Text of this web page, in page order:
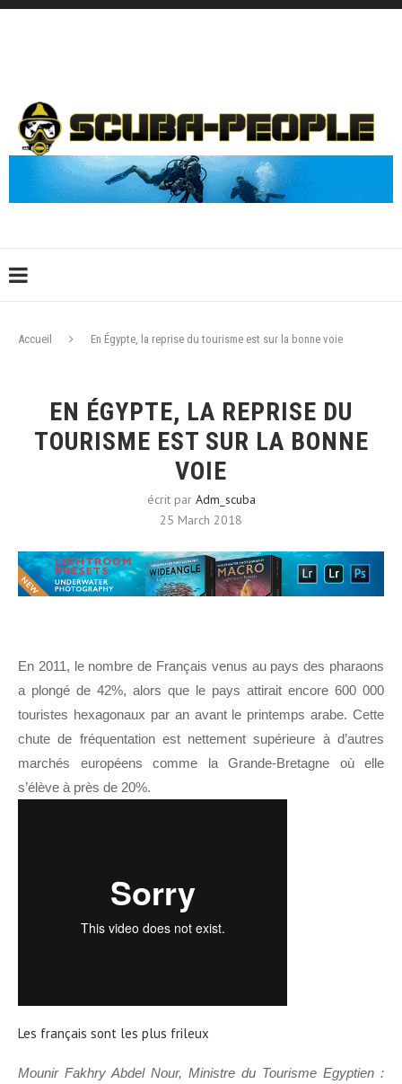
Accueil En Égypte, la reprise du tourisme est sur la bonne voie
EN ÉGYPTE, LA REPRISE DU
TOURISME EST SUR LA BONNE
VOIE
écrit par Adm_scuba
25 March 2018
En 2011, le nombre de Français venus au pays des pharaons
a plongé de 42%, alors que le pays attirait encore 600 000
touristes hexagonaux par an avant le printemps arabe. Cette
chute de fréquentation est nettement supérieure à d’autres
marchés européens comme la Grande-Bretagne où elle
s’élève à près de 20%.
Les français sont les plus frileux
Mounir Fakhry Abdel Nour, Ministre du Tourisme Egyptien :